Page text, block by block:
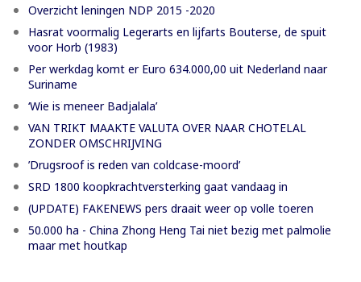
Overzicht leningen NDP 2015 -2020
Hasrat voormalig Legerarts en lijfarts Bouterse, de spuit
voor Horb (1983)
Per werkdag komt er Euro 634.000,00 uit Nederland naar
Suriname
‘Wie is meneer Badjalala’
VAN TRIKT MAAKTE VALUTA OVER NAAR CHOTELAL
ZONDER OMSCHRIJVING
’Drugsroof is reden van coldcase-moord’
SRD 1800 koopkrachtversterking gaat vandaag in
(UPDATE) FAKENEWS pers draait weer op volle toeren
50.000 ha - China Zhong Heng Tai niet bezig met palmolie
maar met houtkap